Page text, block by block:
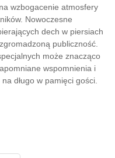
wzbogacenie atmosfery
Nowoczesne
dech w piersiach
publiczność.
może znacząco
wspomnienia i
długo w pamięci gości.